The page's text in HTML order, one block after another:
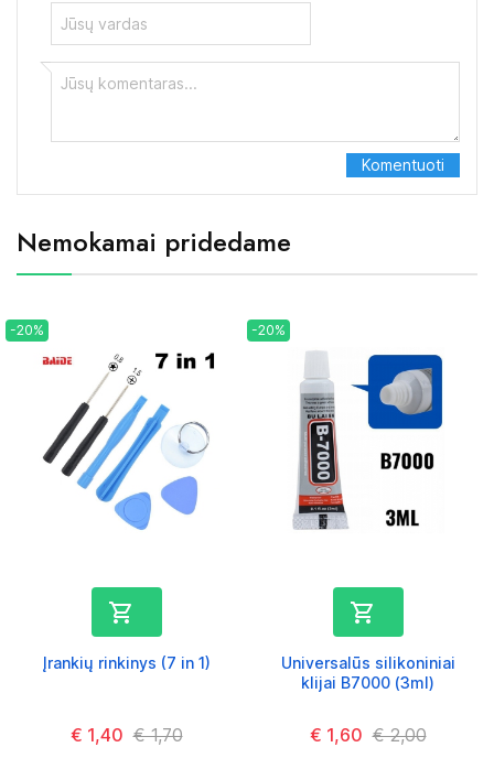
Nemokamai pridedame
-20%

Įrankių rinkinys (7 in 1)
Kaina
€ 1,40 Kaina
€ 1,70
-20%

Universalūs silikoniniai
klijai B7000 (3ml)
Kaina
€ 1,60 Kaina
€ 2,00